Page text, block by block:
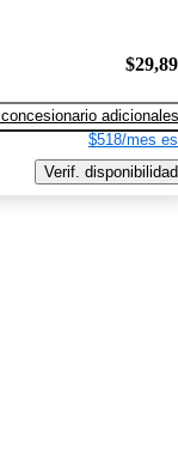
adicionales
$518/mes
Verif. disponibilidad